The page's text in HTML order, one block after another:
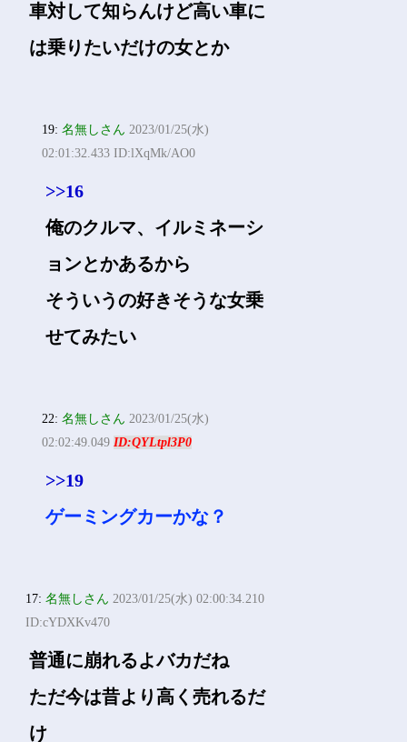
車対して知らんけど高い車に
は乗りたいだけの女とか
19:名無しさん 2023/01/25(水)
02:01:32.433 ID:lXqMk/AO0
>>16
俺のクルマ、イルミネーシ
ョンとかあるから
そういうの好きそうな女乗
せてみたい
22:名無しさん 2023/01/25(水)
02:02:49.049ID:QYLtpl3P0
>>19
ゲーミングカーかな？
17:名無しさん 2023/01/25(水) 02:00:34.210
ID:cYDXKv470
普通に崩れるよバカだね
ただ今は昔より高く売れるだ
け